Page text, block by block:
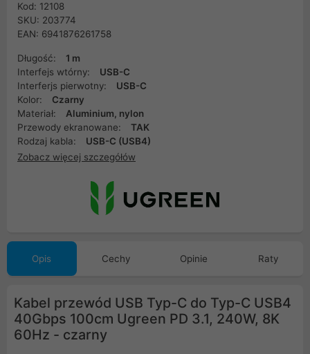
Kod: 12108
SKU: 203774
EAN: 6941876261758
Długość:
1 m
Interfejs wtórny:
USB-C
Interferjs pierwotny:
USB-C
Kolor:
Czarny
Materiał:
Aluminium, nylon
Przewody ekranowane:
TAK
Rodzaj kabla:
USB-C (USB4)
Zobacz więcej szczegółów
Opis Cechy Opinie Raty
Kabel przewód USB Typ-C do Typ-C USB4
40Gbps 100cm Ugreen PD 3.1, 240W, 8K
60Hz - czarny